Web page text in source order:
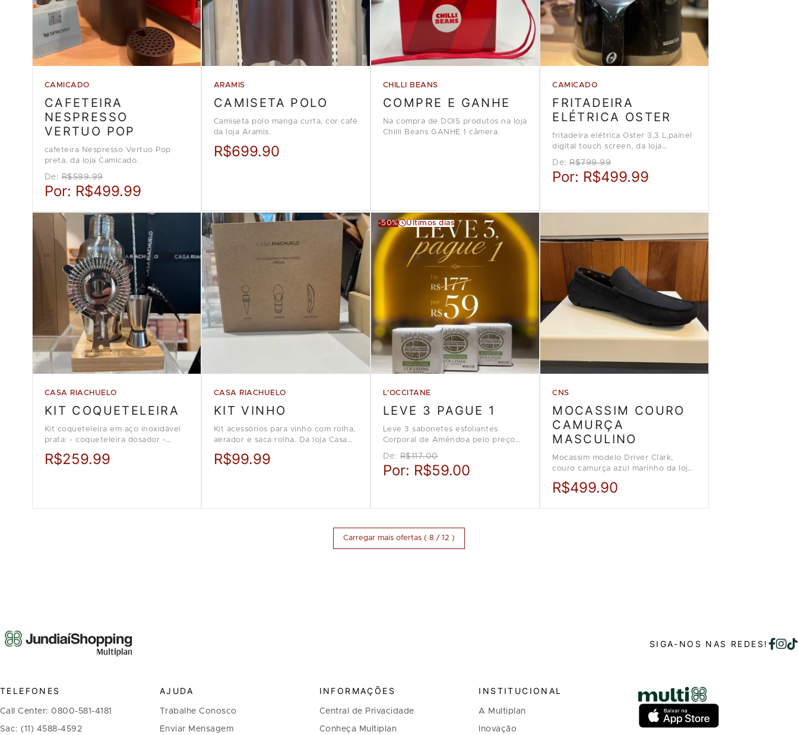
CAMICADO
CAFETEIRA
NESPRESSO
VERTUO POP
cafeteira Nespresso Vertuo Pop
preta, da loja Camicado.
De:R$599.99
Por: R$499.99
ARAMIS
CAMISETA POLO
Camiseta polo manga curta, cor café
da loja Aramis.
R$699.90
CHILLI BEANS
COMPRE E GANHE
Na compra de DOIS produtos na loja
Chilli Beans GANHE 1 câmera.
CAMICADO
FRITADEIRA
ELÉTRICA OSTER
fritadeira elétrica Oster 3,3 L,painel
digital touch screen, da loja
Camicado
De:R$799.99
Por: R$499.99
CASA RIACHUELO
KIT COQUETELEIRA
Kit coqueteleira em aço inoxidável
prata: - coqueteleira dosador -
coador - colher bailarina Loja Casa
Riachuelo.
R$259.99
CASA RIACHUELO
KIT VINHO
Kit acessórios para vinho com rolha,
aerador e saca rolha. Da loja Casa
Riachuelo.
R$99.99
-50% Últimos dias
L'OCCITANE
LEVE 3 PAGUE 1
Leve 3 sabonetes esfoliantes
Corporal de Amêndoa pelo preço
de 1, na loja L'Occitane en
Provence.
De: R$117.00
Por: R$59.00
CNS
MOCASSIM COURO
CAMURÇA
MASCULINO
Mocassim modelo Driver Clark,
couro camurça azul marinho da loja
CNS.
R$499.90
Carregar mais ofertas ( 8 / 12 )
SIGA-NOS NAS REDES!
TELEFONES
Call Center: 0800-581-4181
Sac: (11) 4588-4592
AJUDA
Trabalhe Conosco
Enviar Mensagem
INFORMAÇÕES
Central de Privacidade
Conheça Multiplan
INSTITUCIONAL
A Multiplan
Inovação